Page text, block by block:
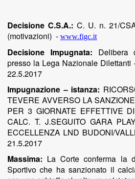
Decisione C.S.A.: C. U. n. 21/
(motivazioni) - www.figc.it
Decisione Impugnata: Delibera
presso la Lega Nazionale Dilettanti
22.5.2017
Impugnazione – istanza:
TEVERE AVVERSO LA
PER 3 GIORNATE EFFETTIVE
CALC. T. J.SEGUITO GARA
ECCELLENZA LND BUDONI/
21.5.2017
Massima: La Corte conferma la
Sportivo che ha sanzionato il